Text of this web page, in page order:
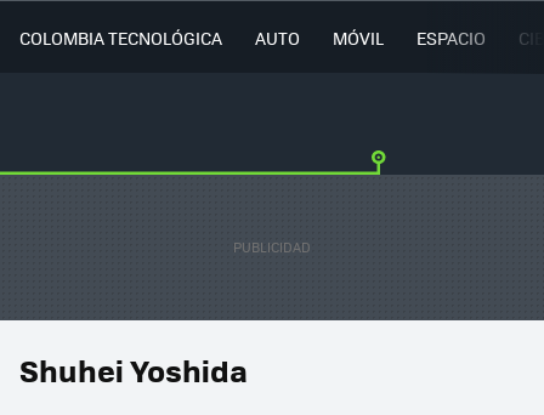
COLOMBIA TECNOLÓGICA AUTO MÓVIL ESPACIO
Shuhei Yoshida